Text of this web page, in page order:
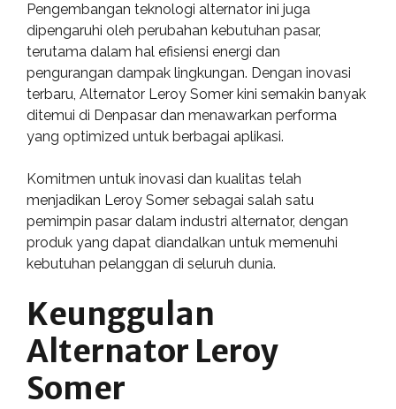
Pengembangan teknologi alternator ini juga
dipengaruhi oleh perubahan kebutuhan pasar,
terutama dalam hal efisiensi energi dan
pengurangan dampak lingkungan. Dengan inovasi
terbaru, Alternator Leroy Somer kini semakin banyak
ditemui di Denpasar dan menawarkan performa
yang optimized untuk berbagai aplikasi.
Komitmen untuk inovasi dan kualitas telah
menjadikan Leroy Somer sebagai salah satu
pemimpin pasar dalam industri alternator, dengan
produk yang dapat diandalkan untuk memenuhi
kebutuhan pelanggan di seluruh dunia.
Keunggulan
Alternator Leroy
Somer